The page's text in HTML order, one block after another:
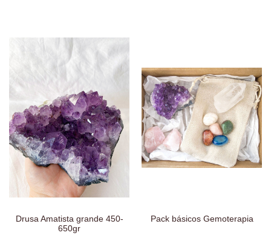
Drusa Amatista grande 450-
650gr
Pack básicos Gemoterapia